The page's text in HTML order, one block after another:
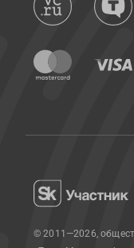
© 2011—2026,